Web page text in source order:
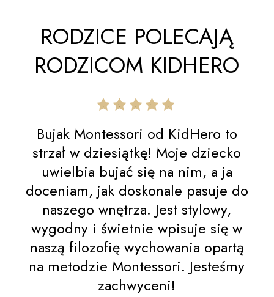
RODZICE POLECAJĄ
RODZICOM KIDHERO
Bujak Montessori od KidHero to
strzał w dziesiątkę! Moje dziecko
uwielbia bujać się na nim, a ja
doceniam, jak doskonale pasuje do
naszego wnętrza. Jest stylowy,
wygodny i świetnie wpisuje się w
naszą filozofię wychowania opartą
na metodzie Montessori. Jesteśmy
zachwyceni!